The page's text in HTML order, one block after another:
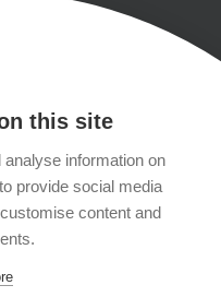
this site
information on
provide social media
content and